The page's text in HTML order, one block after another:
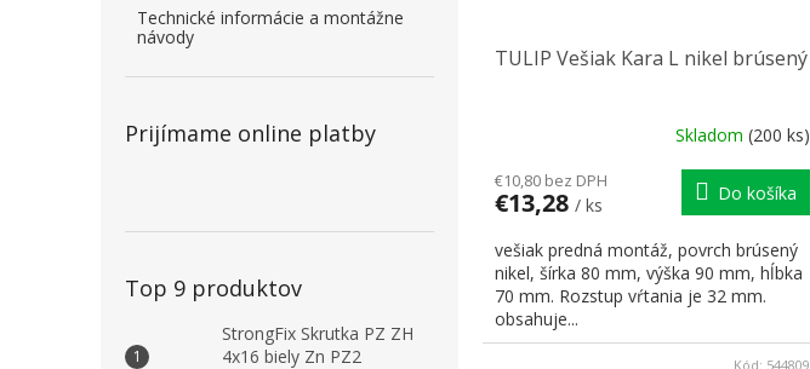
Technické informácie a montážne
návody
Prijímame online platby
Top 9 produktov
StrongFix Skrutka PZ ZH
4x16 biely Zn PZ2
TULIP Vešiak Kara L nikel brúsený
Skladom (200 ks)
€10,80 bez DPH
€13,28 / ks
Do košíka
vešiak predná montáž, povrch brúsený
nikel, šírka 80 mm, výška 90 mm, hĺbka
70 mm. Rozstup vŕtania je 32 mm.
obsahuje...
Kód: 544809